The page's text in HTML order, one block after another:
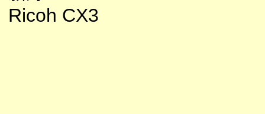
Ricoh CX3